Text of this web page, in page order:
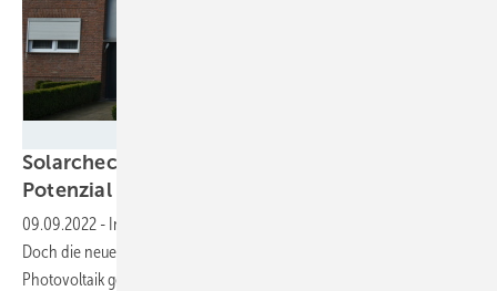
Solarcheck 2022: Städte verschenken viel
Potenzial
09.09.2022 - In den deutschen Großstädten wird zwar viel gebaut.
Doch die neue Dachfläche wird im Durchschnitt nur zur Hälfte für die
Photovoltaik genutzt. Es gibt aber riesige